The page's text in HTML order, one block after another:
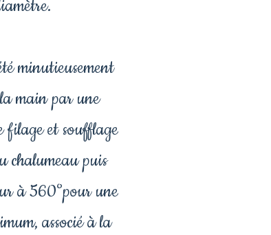
minutieusement
main par une
filage et soufflage
chalumeau puis
à 560°pour une
associé à la